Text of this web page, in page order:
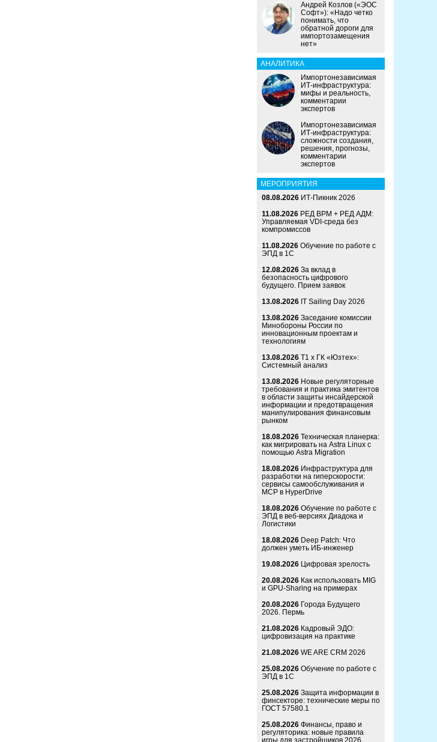
Андрей Козлов («ЭОС
Софт»): «Надо четко
понимать, что
обратной дороги для
импортозамещения
нет»
АНАЛИТИКА
Импортонезависимая
ИТ-инфраструктура:
мифы и реальность,
комментарии
экспертов
Импортонезависимая
ИТ-инфраструктура:
сложности создания,
решения, прогнозы,
комментарии
экспертов
МЕРОПРИЯТИЯ
08.08.2026 ИТ-Пикник 2026
11.08.2026 РЕД ВРМ + РЕД АДМ:
Управляемая VDI-среда без
компромиссов
11.08.2026 Обучение по работе с
ЭПД в 1С
12.08.2026 За вклад в
безопасность цифрового
будущего. Прием заявок
13.08.2026 IT Sailing Day 2026
13.08.2026 Заседание комиссии
Минобороны России по
инновационным проектам и
технологиям
13.08.2026 Т1 x ГК «Юзтех»:
Системный анализ
13.08.2026 Новые регуляторные
требования и практика эмитентов
в области защиты инсайдерской
информации и предотвращения
манипулирования финансовым
рынком
18.08.2026 Техническая планерка:
как мигрировать на Astra Linux с
помощью Astra Migration
18.08.2026 Инфраструктура для
разработки на гиперскорости:
сервисы самообслуживания и
MCP в HyperDrive
18.08.2026 Обучение по работе с
ЭПД в веб-версиях Диадока и
Логистики
18.08.2026 Deep Patch: Что
должен уметь ИБ-инженер
19.08.2026 Цифровая зрелость
20.08.2026 Как использовать MIG
и GPU-Sharing на примерах
20.08.2026 Города Будущего
2026. Пермь
21.08.2026 Кадровый ЭДО:
цифровизация на практике
21.08.2026 WE ARE CRM 2026
25.08.2026 Обучение по работе с
ЭПД в 1С
25.08.2026 Защита информации в
финсекторе: технические меры по
ГОСТ 57580.1
25.08.2026 Финансы, право и
регуляторика: новые правила